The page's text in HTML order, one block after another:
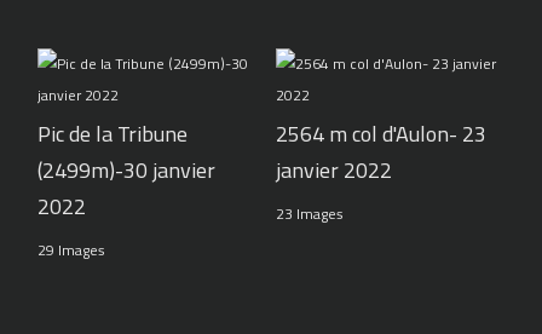
Pic de la Tribune
(2499m)-30 janvier
2022
29 Images
2564 m col d'Aulon- 23
janvier 2022
23 Images